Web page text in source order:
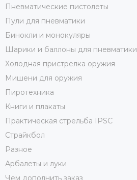
Пневматические пистолеты
Пули для пневматики
Бинокли и монокуляры
Шарики и баллоны для пневматики
Холодная пристрелка оружия
Мишени для оружия
Пиротехника
Книги и плакаты
Практическая стрельба IPSC
Страйкбол
Разное
Арбалеты и луки
Чем дополнить заказ